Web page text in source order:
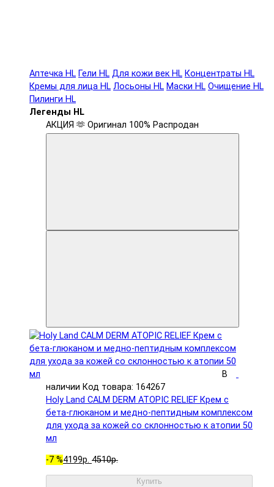
Аптечка HL Гели HL Для кожи век HL Концентраты HL
Кремы для лица HL Лосьоны HL Маски HL Очищение HL
Пилинги HL
Легенды HL
АКЦИЯ 🫶 Оригинал 100% Распродан
В
наличии Код товара: 164267
Holy Land CALM DERM ATOPIC RELIEF Крем с
бета-глюканом и медно-пептидным комплексом
для ухода за кожей со склонностью к атопии 50
мл
-7 %4199р. 4510р.
Купить